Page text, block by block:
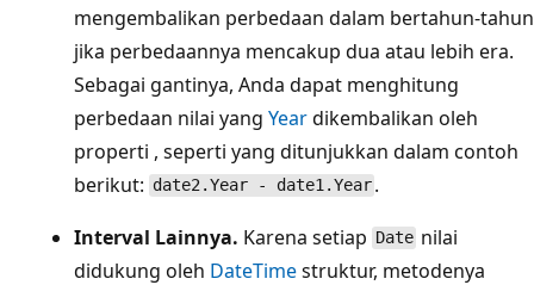
mengembalikan perbedaan dalam bertahun-tahun
jika perbedaannya mencakup dua atau lebih era.
Sebagai gantinya, Anda dapat menghitung
perbedaan nilai yang Yeardikembalikan oleh
properti , seperti yang ditunjukkan dalam contoh
berikut: date2.Year - date1.Year .
Interval Lainnya. Karena setiap Date nilai
didukung oleh DateTimestruktur, metodenya